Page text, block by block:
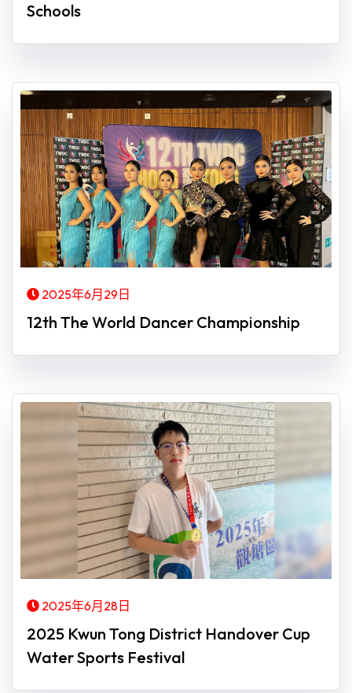
Schools
2025年6月29日
12th The World Dancer Championship
2025年6月28日
2025 Kwun Tong District Handover Cup
Water Sports Festival